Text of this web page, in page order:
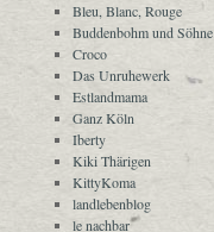
Bleu, Blanc, Rouge
Buddenbohm und Söhne
Croco
Das Unruhewerk
Estlandmama
Ganz Köln
Iberty
Kiki Thärigen
KittyKoma
landlebenblog
le nachbar